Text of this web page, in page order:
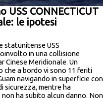
USS CONNECTICUT
le ipotesi
statunitense USS
in una collisione
Cinese Meridionale. Un
a bordo vi sono 11 feriti
navigando in superficie con
sicurezza, mentre ha
ha subito alcun danno. Non